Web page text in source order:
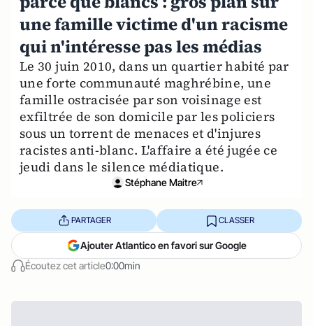
une famille victime d'un racisme
qui n'intéresse pas les médias
Le 30 juin 2010, dans un quartier habité par
une forte communauté maghrébine, une
famille ostracisée par son voisinage est
exfiltrée de son domicile par les policiers
sous un torrent de menaces et d'injures
racistes anti-blanc. L'affaire a été jugée ce
jeudi dans le silence médiatique.
Stéphane Maitre
Écoutez cet article0:00min
PARTAGER CLASSER
Ajouter Atlantico en favori sur Google